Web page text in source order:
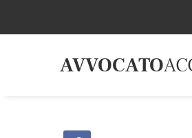
AVVOCATO